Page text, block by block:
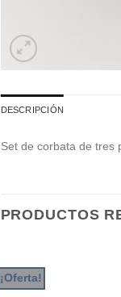
DESCRIPCIÓN
Set de corbata de tres
PRODUCTOS
¡Oferta!